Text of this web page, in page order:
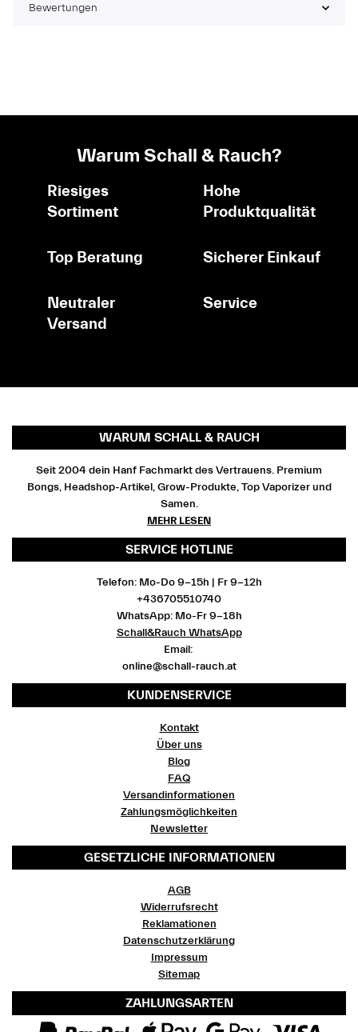
Bewertungen
Warum Schall & Rauch?
Riesiges
Sortiment
Hohe
Produktqualität
Top Beratung Sicherer Einkauf
Neutraler
Versand
Service
WARUM SCHALL & RAUCH
Seit 2004 dein Hanf Fachmarkt des Vertrauens. Premium
Bongs, Headshop-Artikel, Grow-Produkte, Top Vaporizer und
Samen.
MEHR LESEN
SERVICE HOTLINE
Telefon: Mo-Do 9-15h | Fr 9-12h
+436705510740
WhatsApp: Mo-Fr 9-18h
Schall&Rauch WhatsApp
Email:
online@schall-rauch.at
KUNDENSERVICE
Kontakt
Über uns
Blog
FAQ
Versandinformationen
Zahlungsmöglichkeiten
Newsletter
GESETZLICHE INFORMATIONEN
AGB
Widerrufsrecht
Reklamationen
Datenschutzerklärung
Impressum
Sitemap
ZAHLUNGSARTEN